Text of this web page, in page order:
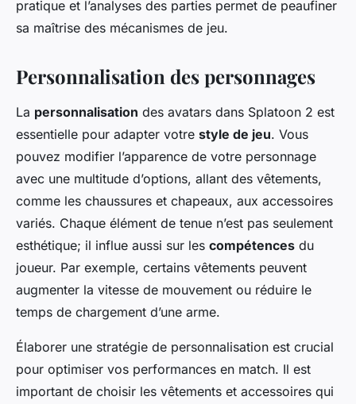
pratique et l’analyses des parties permet de peaufiner
sa maîtrise des mécanismes de jeu.
Personnalisation des personnages
La personnalisation des avatars dans Splatoon 2 est
essentielle pour adapter votre style de jeu. Vous
pouvez modifier l’apparence de votre personnage
avec une multitude d’options, allant des vêtements,
comme les chaussures et chapeaux, aux accessoires
variés. Chaque élément de tenue n’est pas seulement
esthétique; il influe aussi sur les compétences du
joueur. Par exemple, certains vêtements peuvent
augmenter la vitesse de mouvement ou réduire le
temps de chargement d’une arme.
Élaborer une stratégie de personnalisation est crucial
pour optimiser vos performances en match. Il est
important de choisir les vêtements et accessoires qui